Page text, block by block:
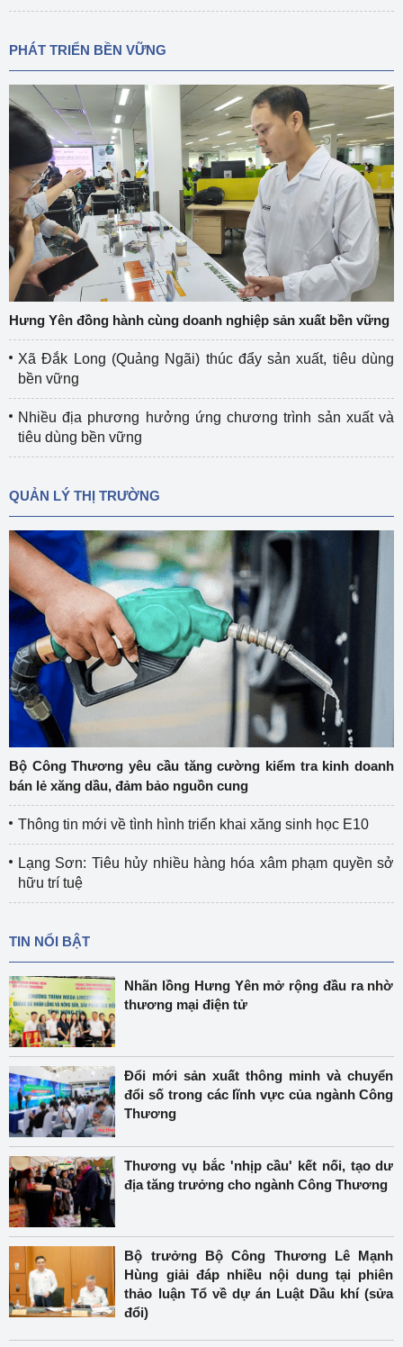
PHÁT TRIỂN BỀN VỮNG
Hưng Yên đồng hành cùng doanh nghiệp sản xuất bền vững
Xã Đắk Long (Quảng Ngãi) thúc đẩy sản xuất, tiêu dùng
bền vững
Nhiều địa phương hưởng ứng chương trình sản xuất và
tiêu dùng bền vững
QUẢN LÝ THỊ TRƯỜNG
Bộ Công Thương yêu cầu tăng cường kiểm tra kinh doanh
bán lẻ xăng dầu, đảm bảo nguồn cung
Thông tin mới về tình hình triển khai xăng sinh học E10
Lạng Sơn: Tiêu hủy nhiều hàng hóa xâm phạm quyền sở
hữu trí tuệ
TIN NỔI BẬT
Nhãn lồng Hưng Yên mở rộng đầu ra nhờ
thương mại điện tử
Đổi mới sản xuất thông minh và chuyển
đổi số trong các lĩnh vực của ngành Công
Thương
Thương vụ bắc 'nhịp cầu' kết nối, tạo dư
địa tăng trưởng cho ngành Công Thương
Bộ trưởng Bộ Công Thương Lê Mạnh
Hùng giải đáp nhiều nội dung tại phiên
thảo luận Tổ về dự án Luật Dầu khí (sửa
đổi)